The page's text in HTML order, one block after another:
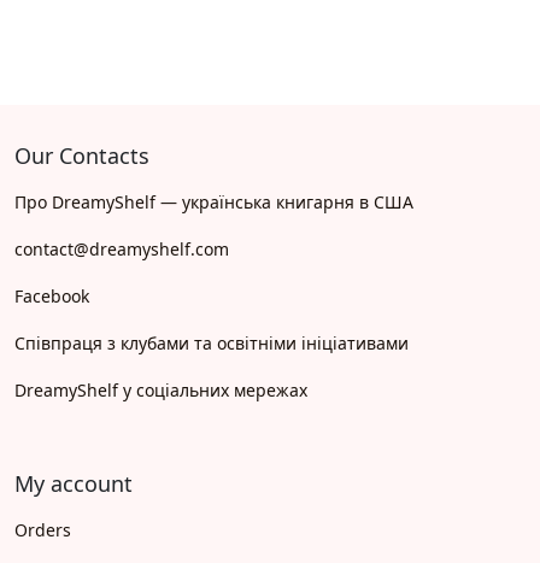
Our Contacts
Про DreamyShelf — українська книгарня в США
contact@dreamyshelf.com
Facebook
Співпраця з клубами та освітніми ініціативами
DreamyShelf у соціальних мережах
My account
Orders